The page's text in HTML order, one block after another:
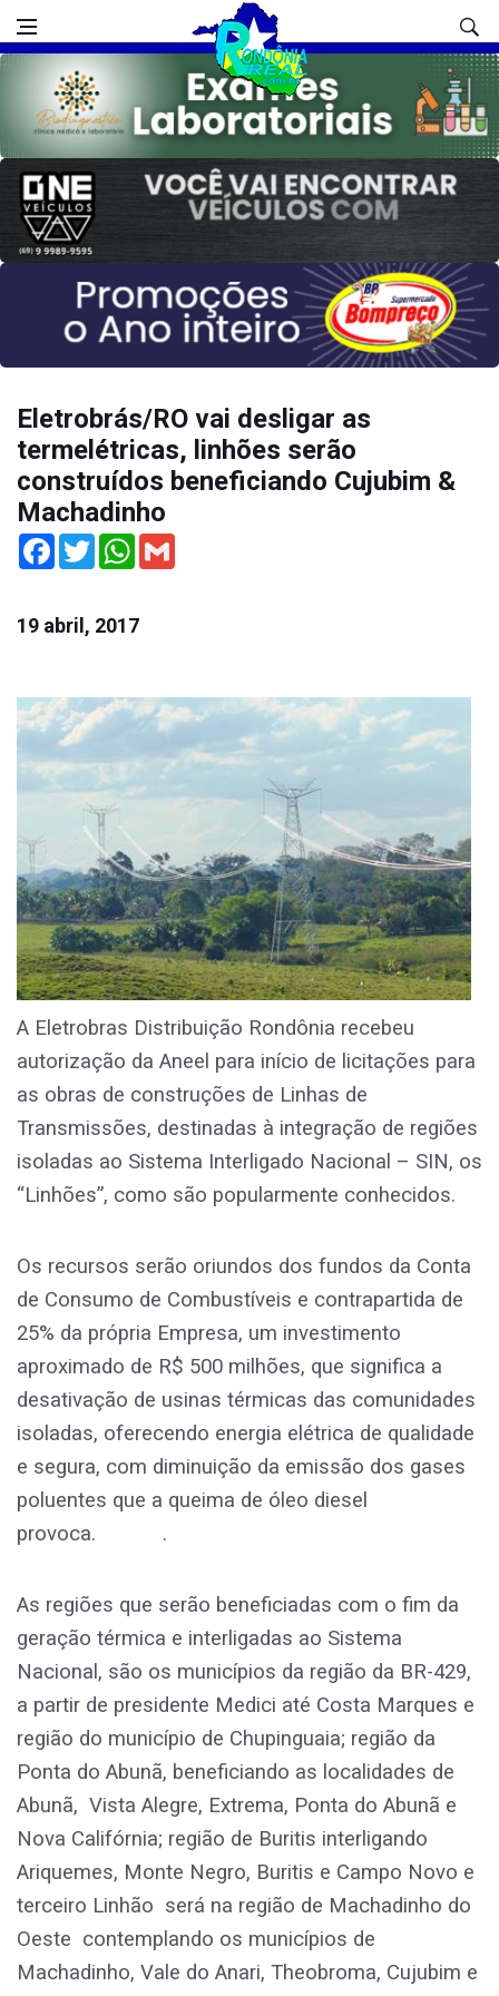
Eletrobrás/RO vai desligar as
termelétricas, linhões serão
construídos beneficiando Cujubim &
Machadinho
Facebook
TwitterWhatsApp
19 abril, 2017
A Eletrobras Distribuição Rondônia recebeu
autorização da Aneel para início de licitações para
as obras de construções de Linhas de
Transmissões, destinadas à integração de regiões
isoladas ao Sistema Interligado Nacional – SIN, os
“Linhões”, como são popularmente conhecidos.
Os recursos serão oriundos dos fundos da Conta
de Consumo de Combustíveis e contrapartida de
25% da própria Empresa, um investimento
aproximado de R$ 500 milhões, que significa a
desativação de usinas térmicas das comunidades
isoladas, oferecendo energia elétrica de qualidade
e segura, com diminuição da emissão dos gases
poluentes que a queima de óleo diesel
provoca. .
As regiões que serão beneficiadas com o fim da
geração térmica e interligadas ao Sistema
Nacional, são os municípios da região da BR-429,
a partir de presidente Medici até Costa Marques e
região do município de Chupinguaia; região da
Ponta do Abunã, beneficiando as localidades de
Abunã, Vista Alegre, Extrema, Ponta do Abunã e
Nova Califórnia; região de Buritis interligando
Ariquemes, Monte Negro, Buritis e Campo Novo e
terceiro Linhão será na região de Machadinho do
Oeste contemplando os municípios de
Machadinho, Vale do Anari, Theobroma, Cujubim e